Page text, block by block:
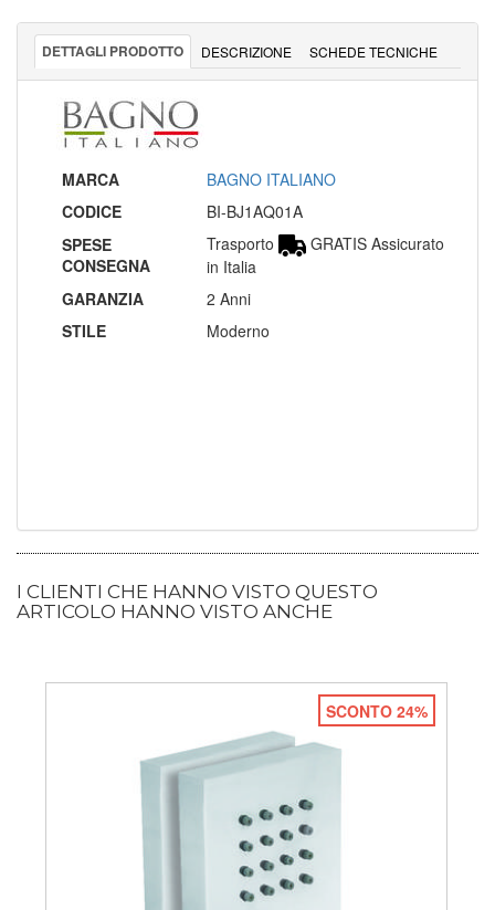
DETTAGLI PRODOTTO DESCRIZIONE SCHEDE TECNICHE
MARCA
BAGNO ITALIANO
CODICE
BI-BJ1AQ01A
SPESE
CONSEGNA
Trasporto
GRATIS Assicurato
in Italia
GARANZIA
2 Anni
STILE
Moderno
I CLIENTI CHE HANNO VISTO QUESTO
ARTICOLO HANNO VISTO ANCHE
SCONTO 24%